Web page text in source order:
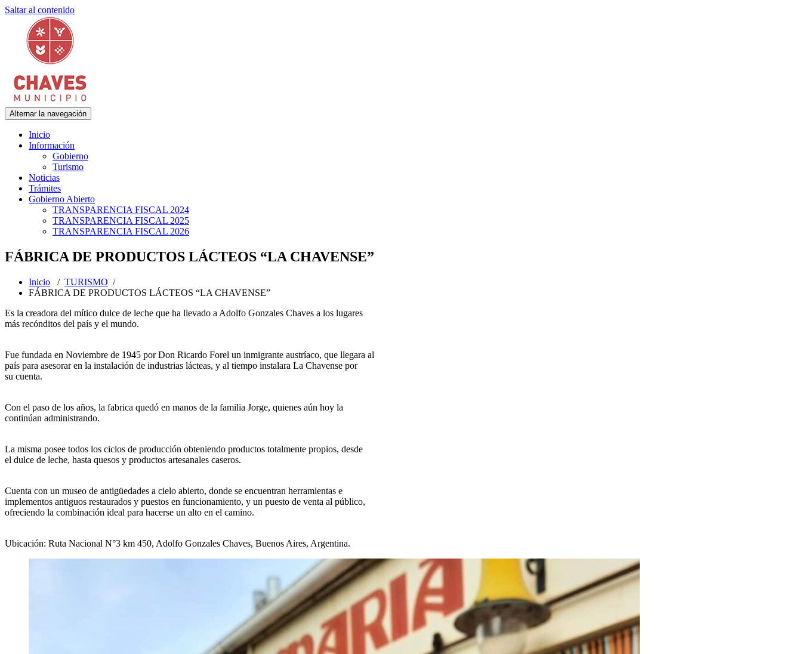
Saltar al contenido
Municipalidad de Adolfo Gonzales Chaves
Alternar la navegación
Inicio
Información
Gobierno
Turismo
Noticias
Trámites
Gobierno Abierto
TRANSPARENCIA FISCAL 2024
TRANSPARENCIA FISCAL 2025
TRANSPARENCIA FISCAL 2026
FÁBRICA DE PRODUCTOS LÁCTEOS “LA CHAVENSE”
Inicio / TURISMO /
FÁBRICA DE PRODUCTOS LÁCTEOS “LA CHAVENSE”
Es la creadora del mítico dulce de leche que ha llevado a Adolfo Gonzales Chaves a los lugares
más recónditos del país y el mundo.
Fue fundada en Noviembre de 1945 por Don Ricardo Forel un inmigrante austríaco, que llegara al
país para asesorar en la instalación de industrias lácteas, y al tiempo instalara La Chavense por
su cuenta.
Con el paso de los años, la fabrica quedó en manos de la familia Jorge, quienes aún hoy la
continúan administrando.
La misma posee todos los ciclos de producción obteniendo productos totalmente propios, desde
el dulce de leche, hasta quesos y productos artesanales caseros.
Cuenta con un museo de antigüedades a cielo abierto, donde se encuentran herramientas e
implementos antiguos restaurados y puestos en funcionamiento, y un puesto de venta al público,
ofreciendo la combinación ideal para hacerse un alto en el camino.
Ubicación: Ruta Nacional N°3 km 450, Adolfo Gonzales Chaves, Buenos Aires, Argentina.